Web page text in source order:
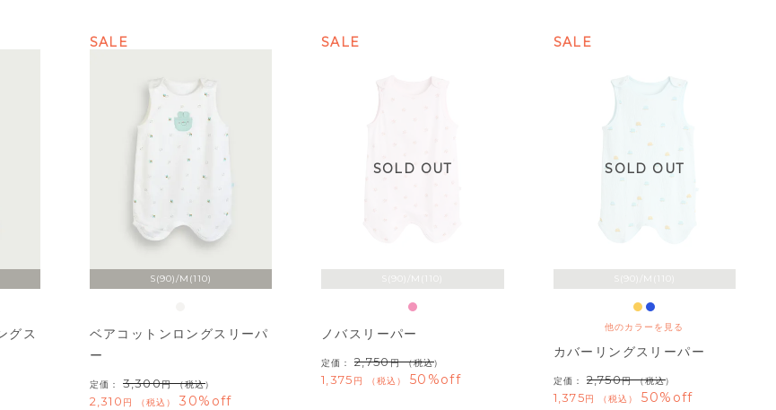
グス
S(90)/M(110)
SALE
ベアコットンロングスリーパ
ー
定価： 3,300 （税込）
2,310 税込 30%off
S(90)/M(110)
SOLD OUT
SALE
ノバスリーパー
定価： 2,750 （税込）
1,375 税込 50%off
S(90)/M(110)
他のカラーを見る
SOLD OUT
SALE
カバーリングスリーパー
定価： 2,750 （税込）
1,375 税込 50%off